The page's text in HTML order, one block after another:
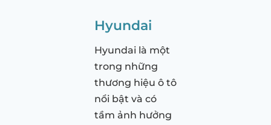
Hyundai
Hyundai là một
trong những
thương hiệu ô tô
nổi bật và có
tầm ảnh hưởng